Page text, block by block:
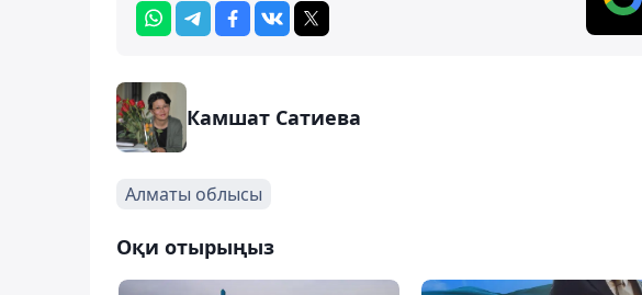
Камшат Сатиева
Алматы облысы
Оқи отырыңыз